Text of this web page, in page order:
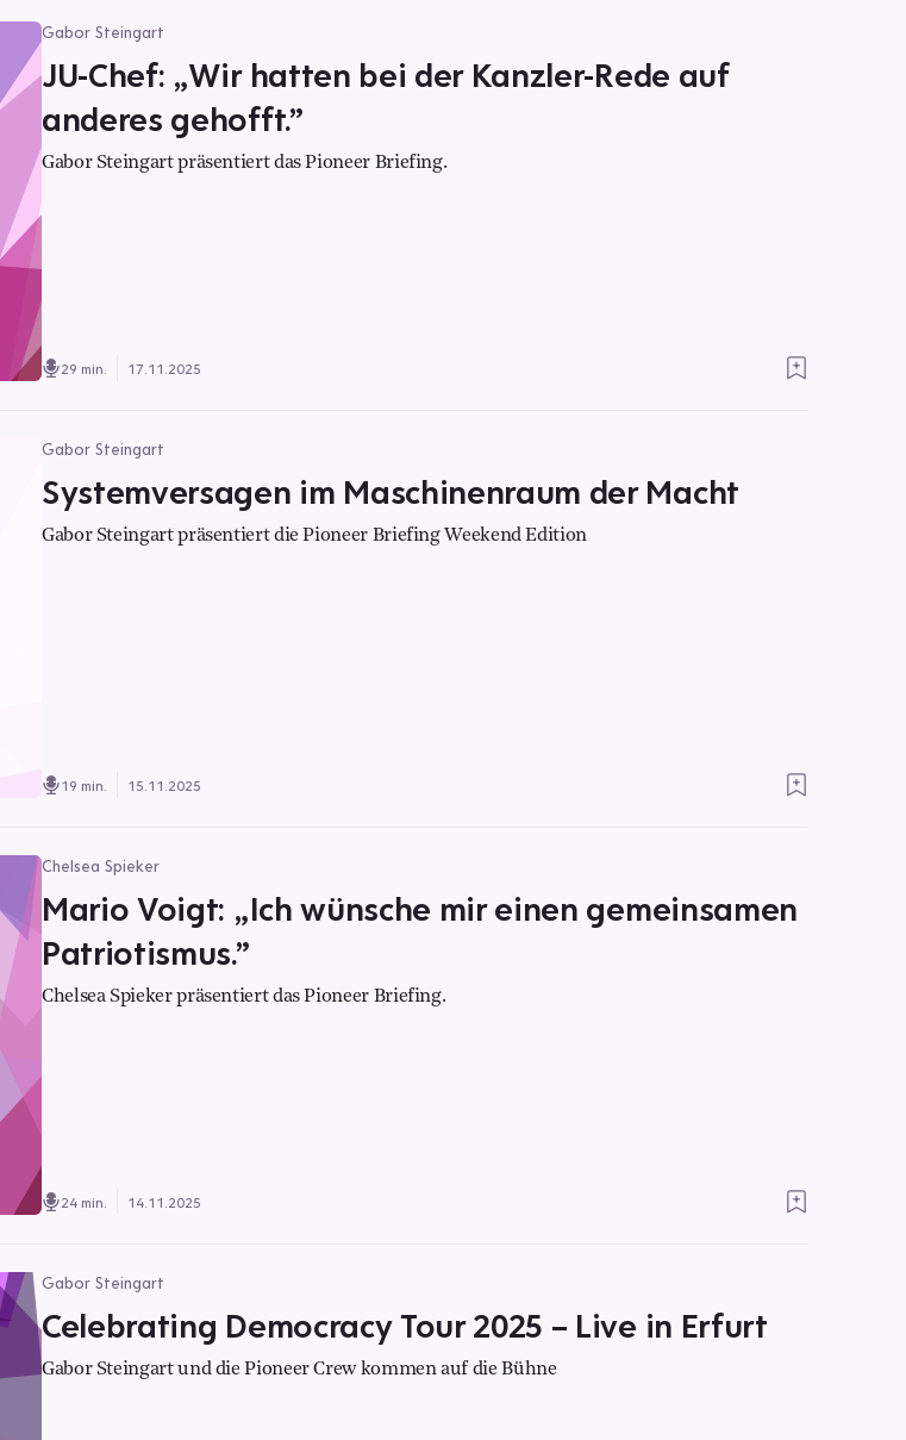
Gabor Steingart
JU-Chef: „Wir hatten bei der Kanzler-Rede auf
anderes gehofft.”
Gabor Steingart präsentiert das Pioneer Briefing.
29 min. 17.11.2025
Gabor Steingart
Systemversagen im Maschinenraum der Macht
Gabor Steingart präsentiert die Pioneer Briefing Weekend Edition
19 min. 15.11.2025
Chelsea Spieker
Mario Voigt: „Ich wünsche mir einen gemeinsamen
Patriotismus.”
Chelsea Spieker präsentiert das Pioneer Briefing.
24 min. 14.11.2025
Gabor Steingart
Celebrating Democracy Tour 2025 – Live in Erfurt
Gabor Steingart und die Pioneer Crew kommen auf die Bühne